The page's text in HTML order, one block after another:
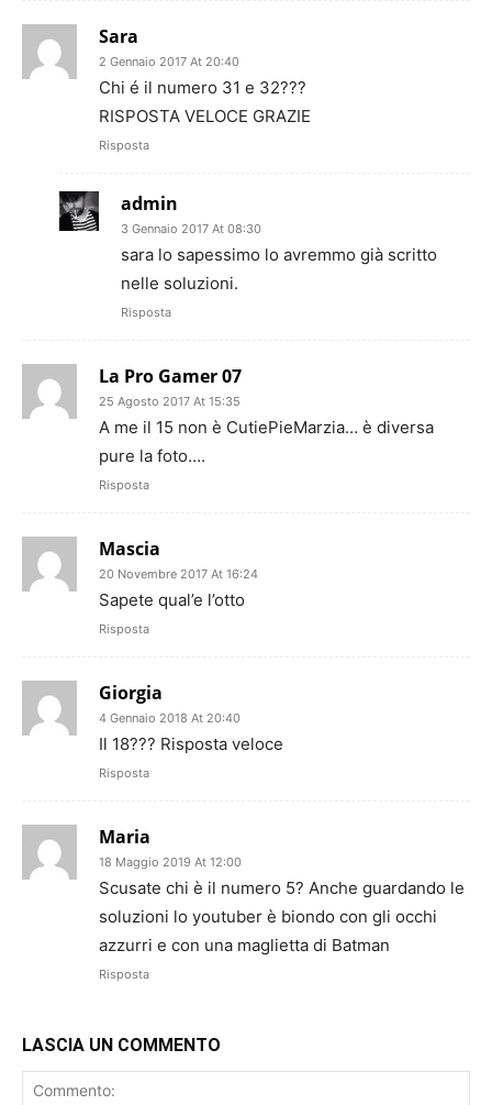
Sara
2 Gennaio 2017 At 20:40
Chi é il numero 31 e 32???
RISPOSTA VELOCE GRAZIE
Risposta
admin
3 Gennaio 2017 At 08:30
sara lo sapessimo lo avremmo già scritto
nelle soluzioni.
Risposta
La Pro Gamer 07
25 Agosto 2017 At 15:35
A me il 15 non è CutiePieMarzia… è diversa
pure la foto….
Risposta
Mascia
20 Novembre 2017 At 16:24
Sapete qual’e l’otto
Risposta
Giorgia
4 Gennaio 2018 At 20:40
Il 18??? Risposta veloce
Risposta
Maria
18 Maggio 2019 At 12:00
Scusate chi è il numero 5? Anche guardando le
soluzioni lo youtuber è biondo con gli occhi
azzurri e con una maglietta di Batman
Risposta
LASCIA UN COMMENTO